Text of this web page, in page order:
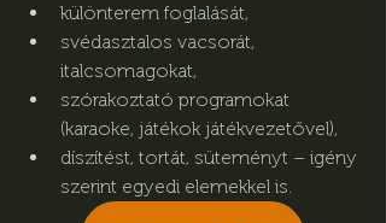
különterem foglalását,
svédasztalos vacsorát,
italcsomagokat,
szórakoztató programokat
(karaoke, játékok játékvezetővel),
díszítést, tortát, süteményt – igény
szerint egyedi elemekkel is.